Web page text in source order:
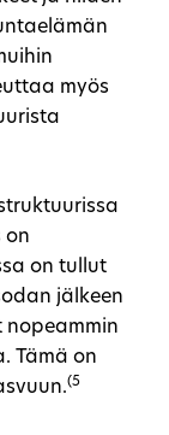
myös
on
on tullut
jälkeen
Tämä on
(5